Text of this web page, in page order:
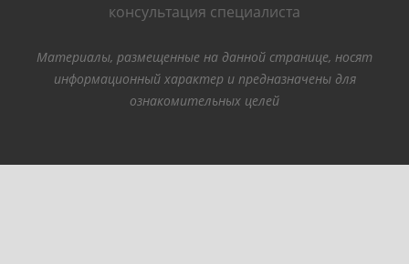
консультация специалиста
Материалы, размещенные на данной странице, носят
информационный характер и предназначены для
ознакомительных целей